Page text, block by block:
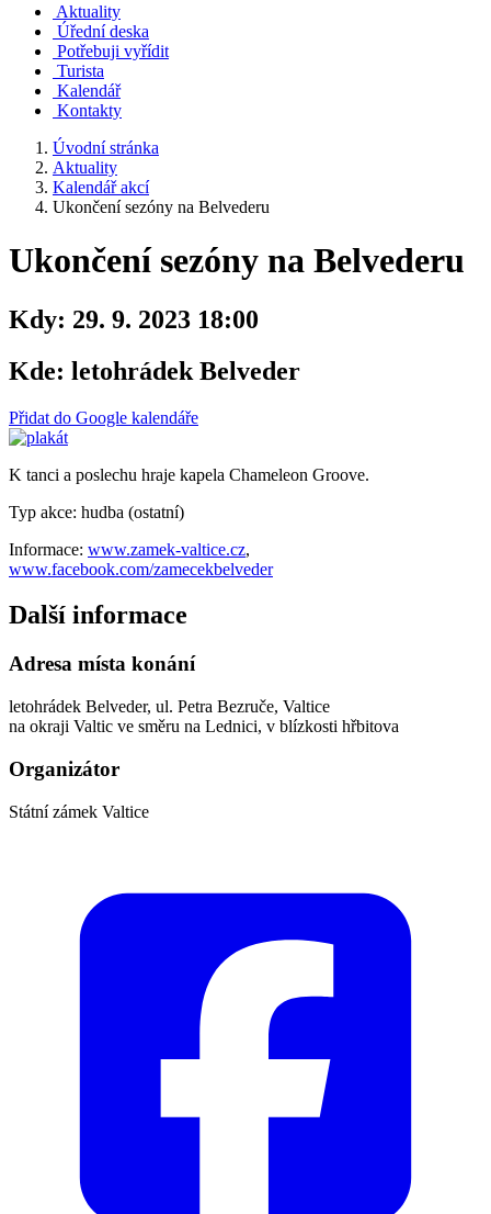
Aktuality
Úřední deska
Potřebuji vyřídit
Turista
Kalendář
Kontakty
Úvodní stránka
Aktuality
Kalendář akcí
Ukončení sezóny na Belvederu
Ukončení sezóny na Belvederu
Kdy: 29. 9. 2023 18:00
Kde: letohrádek Belveder
Přidat do Google kalendáře
K tanci a poslechu hraje kapela Chameleon Groove.
Typ akce: hudba (ostatní)
Informace: www.zamek-valtice.cz,
www.facebook.com/zamecekbelveder
Další informace
Adresa místa konání
letohrádek Belveder, ul. Petra Bezruče, Valtice
na okraji Valtic ve směru na Lednici, v blízkosti hřbitova
Organizátor
Státní zámek Valtice